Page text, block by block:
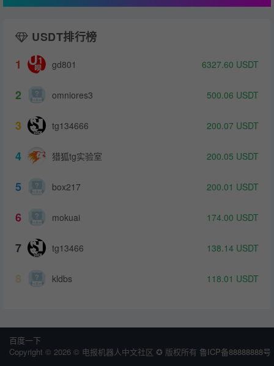
USDT排行榜
1
gd801 6327.60 USDT
2 omniores3 500.06 USDT
3 tg134666 200.07 USDT
4 猎狐tg实验室 200.05 USDT
5 box217 200.01 USDT
6 mokuai 174.00 USDT
7 tg13466 138.14 USDT
8 kldbs 118.01 USDT
百度一下
Copyright © 2026 © 电报机器人中文社区 ✪ 版权所有 鲁ICP备88888888号